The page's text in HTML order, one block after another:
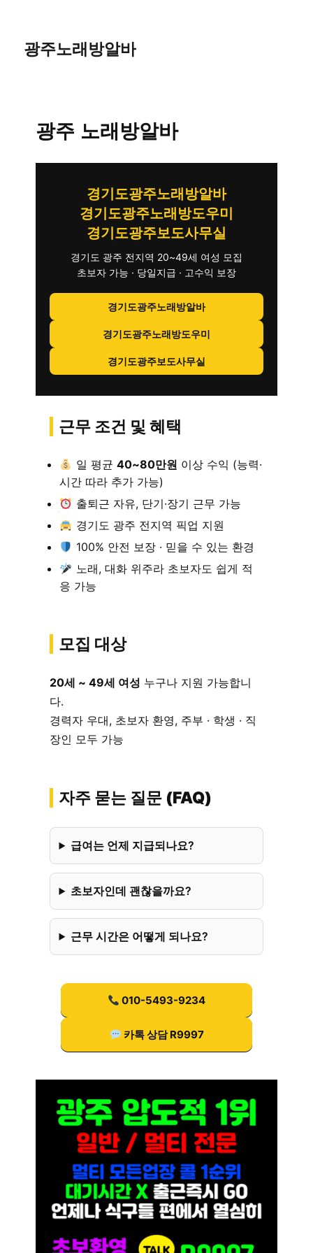
광주노래방알바
광주 노래방알바
경기도광주노래방알바
경기도광주노래방도우미
경기도광주보도사무실
경기도 광주 전지역 20~49세 여성 모집
초보자 가능 · 당일지급 · 고수익 보장
경기도광주노래방알바
경기도광주노래방도우미
경기도광주보도사무실
근무 조건 및 혜택
일 평균 40~80만원 이상 수익 (능력·
시간 따라 추가 가능)
출퇴근 자유, 단기·장기 근무 가능
경기도 광주 전지역 픽업 지원
100% 안전 보장 · 믿을 수 있는 환경
노래, 대화 위주라 초보자도 쉽게 적
응 가능
모집 대상
20세 ~ 49세 여성 누구나 지원 가능합니
다.
경력자 우대, 초보자 환영, 주부 · 학생 · 직
장인 모두 가능
자주 묻는 질문 (FAQ)
급여는 언제 지급되나요?
초보자인데 괜찮을까요?
근무 시간은 어떻게 되나요?
010-5493-9234
카톡 상담 R9997